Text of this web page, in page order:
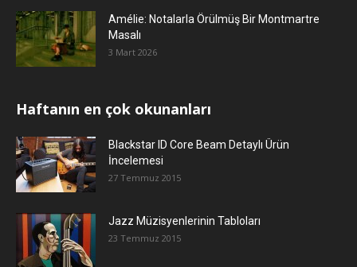
Amélie: Notalarla Örülmüş Bir Montmartre
Masalı
3 Mart 2026
Haftanın en çok okunanları
Blackstar ID Core Beam Detaylı Ürün
İncelemesi
27 Temmuz 2015
Jazz Müzisyenlerinin Tabloları
23 Temmuz 2015